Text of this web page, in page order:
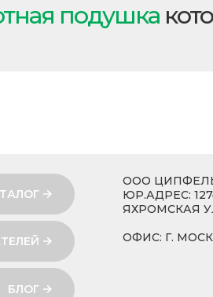
подушка
ООО ЦИПФЕЛЬ
ЮР.АДРЕС:
ЯХРОМСКАЯ
ОФИС: Г.
БЛОГ